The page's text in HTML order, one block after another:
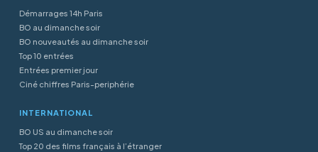
Démarrages 14h Paris
BO au dimanche soir
BO nouveautés au dimanche soir
Top 10 entrées
Entrées premier jour
Ciné chiffres Paris-periphérie
INTERNATIONAL
BO US au dimanche soir
Top 20 des films français à l’étranger